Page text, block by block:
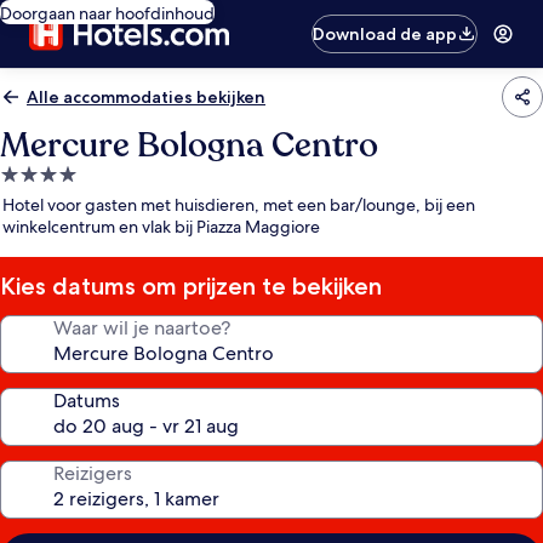
Doorgaan naar hoofdinhoud
Download de app
Alle accommodaties bekijken
Mercure Bologna Centro
4.0-
sterrenaccommodatie
Hotel voor gasten met huisdieren, met een bar/lounge, bij een
winkelcentrum en vlak bij Piazza Maggiore
Kies datums om prijzen te bekijken
Waar wil je naartoe?
Datums
Reizigers